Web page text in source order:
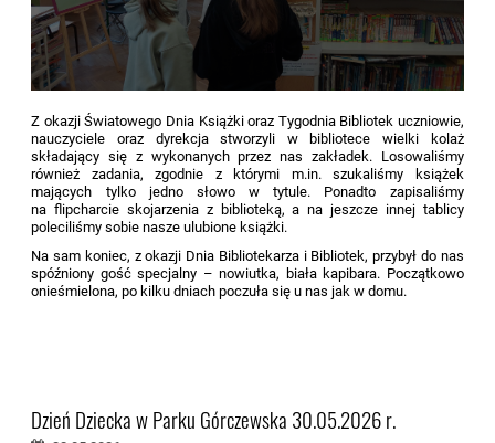
Z okazji Światowego Dnia Książki oraz Tygodnia Bibliotek uczniowie,
nauczyciele oraz dyrekcja stworzyli w bibliotece wielki kolaż
składający się z wykonanych przez nas zakładek. Losowaliśmy
również zadania, zgodnie z którymi m.in. szukaliśmy książek
mających tylko jedno słowo w tytule. Ponadto zapisaliśmy
na flipcharcie skojarzenia z biblioteką, a na jeszcze innej tablicy
poleciliśmy sobie nasze ulubione książki.
Na sam koniec, z okazji Dnia Bibliotekarza i Bibliotek, przybył do nas
spóźniony gość specjalny – nowiutka, biała kapibara. Początkowo
onieśmielona, po kilku dniach poczuła się u nas jak w domu.
Dzień Dziecka w Parku Górczewska 30.05.2026 r.